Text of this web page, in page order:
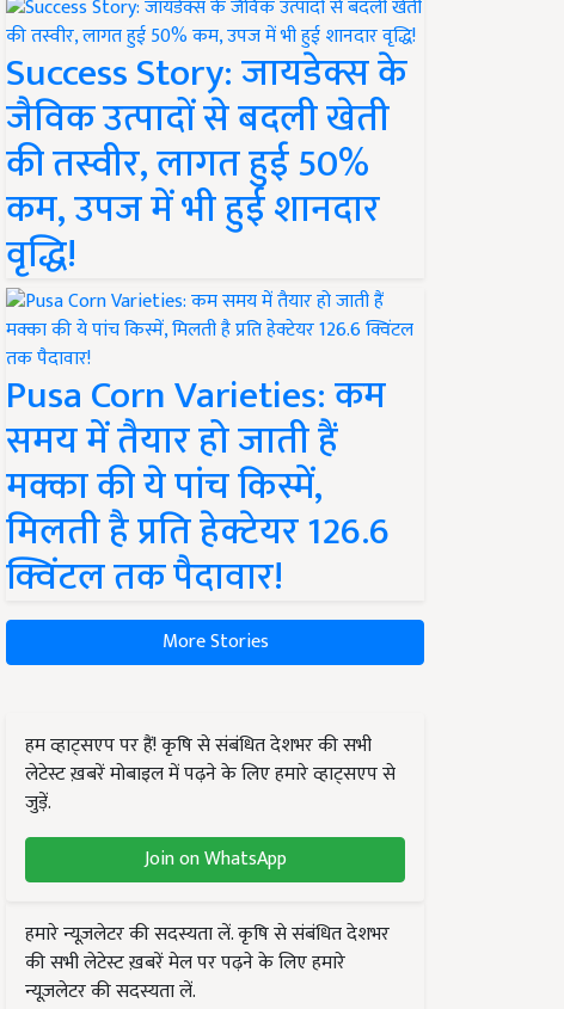
Success Story: जायडेक्स के
जैविक उत्पादों से बदली खेती
की तस्वीर, लागत हुई 50%
कम, उपज में भी हुई शानदार
वृद्धि!
Pusa Corn Varieties: कम
समय में तैयार हो जाती हैं
मक्का की ये पांच किस्में,
मिलती है प्रति हेक्टेयर 126.6
क्विंटल तक पैदावार!
More Stories
हम व्हाट्सएप पर हैं! कृषि से संबंधित देशभर की सभी
लेटेस्ट ख़बरें मोबाइल में पढ़ने के लिए हमारे व्हाट्सएप से
जुड़ें.
Join on WhatsApp
हमारे न्यूज़लेटर की सदस्यता लें. कृषि से संबंधित देशभर
की सभी लेटेस्ट ख़बरें मेल पर पढ़ने के लिए हमारे
न्यूज़लेटर की सदस्यता लें.